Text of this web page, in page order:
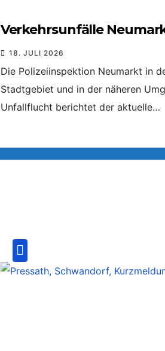
Verkehrsunfälle
18. JULI 2026
Die Polizeiinspektion Neumarkt in
Stadtgebiet und in der näheren
Unfallflucht berichtet der aktuelle…